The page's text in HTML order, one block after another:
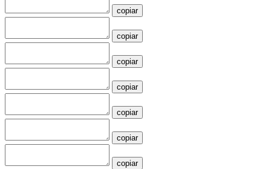
copiar
copiar
copiar
copiar
copiar
copiar
copiar